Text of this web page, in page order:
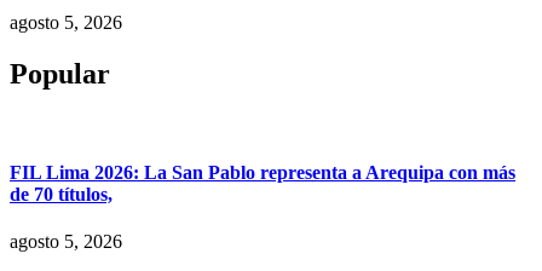
agosto 5, 2026
Popular
FIL Lima 2026: La San Pablo representa a Arequipa con más
de 70 títulos,
agosto 5, 2026